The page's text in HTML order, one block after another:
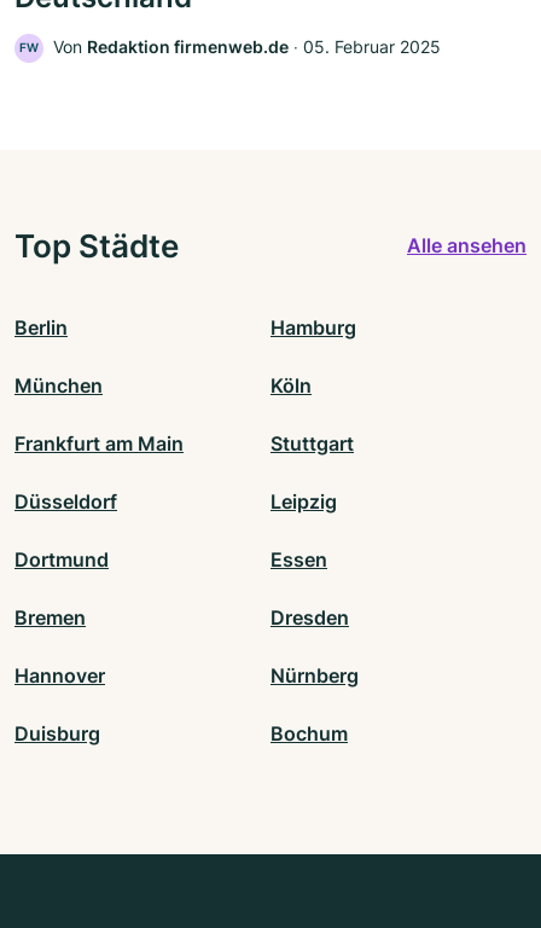
FW Von Redaktion firmenweb.de ‧ 05. Februar 2025
Top Städte Alle ansehen
Berlin Hamburg
München Köln
Frankfurt am Main Stuttgart
Düsseldorf Leipzig
Dortmund Essen
Bremen Dresden
Hannover Nürnberg
Duisburg Bochum